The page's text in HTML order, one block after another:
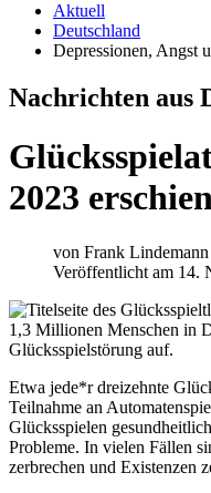
Aktuell
Deutschland
Depressionen, Angst
Nachrichten aus
2023
von Frank Lindemann
Veröffentlicht am 14.
Etwa jede*r dreizehnte
Teilnahme an
Glücksspielen
Probleme. In vielen Fällen
zerbrechen und Existenzen